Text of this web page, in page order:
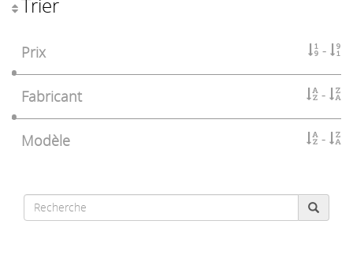
Trier
Prix
Fabricant
Modèle